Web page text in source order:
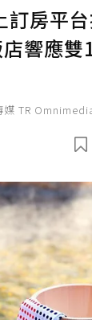
訂房平
響應雙
媒 TR